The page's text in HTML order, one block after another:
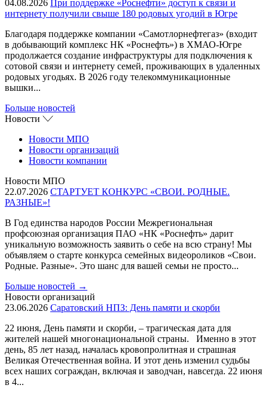
04.08.2026 При поддержке «Роснефти» доступ к связи и
интернету получили свыше 180 родовых угодий в Югре
Благодаря поддержке компании «Самотлорнефтегаз» (входит
в добывающий комплекс НК «Роснефть») в ХМАО-Югре
продолжается создание инфраструктуры для подключения к
сотовой связи и интернету семей, проживающих в удаленных
родовых угодьях. В 2026 году телекоммуникационные
вышки...
Больше новостей
Новости
Новости МПО
Новости организаций
Новости компании
Новости МПО
22.07.2026 СТАРТУЕТ КОНКУРС «СВОИ. РОДНЫЕ.
РАЗНЫЕ»!
В Год единства народов России Межрегиональная
профсоюзная организация ПАО «НК «Роснефть» дарит
уникальную возможность заявить о себе на всю страну! Мы
объявляем о старте конкурса семейных видеороликов «Свои.
Родные. Разные». Это шанс для вашей семьи не просто...
Больше новостей →
Новости организаций
23.06.2026 Саратовский НПЗ: День памяти и скорби
22 июня, День памяти и скорби, – трагическая дата для
жителей нашей многонациональной страны. Именно в этот
день, 85 лет назад, началась кровопролитная и страшная
Великая Отечественная война. И этот день изменил судьбы
всех наших сограждан, включая и заводчан, навсегда. 22 июня
в 4...